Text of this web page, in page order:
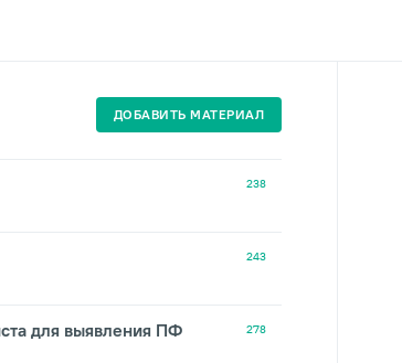
ДОБАВИТЬ МАТЕРИАЛ
238
243
для выявления ПФ 278